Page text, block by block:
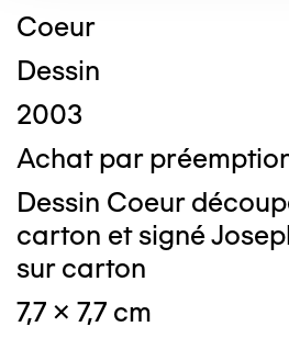
Coeur
Dessin
2003
Achat par
Dessin Coeur
carton et signé
sur carton
7,7 x 7,7 cm